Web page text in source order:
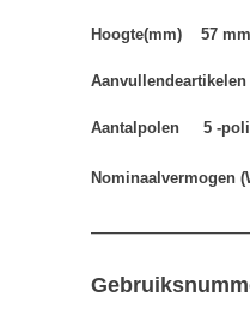
Hoogte(mm) 57 mm
Aantalpolen 5 -